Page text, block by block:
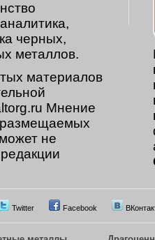
черных,
металлов.
материалов
Мнение
размещаемых
не
Twitter Facebook